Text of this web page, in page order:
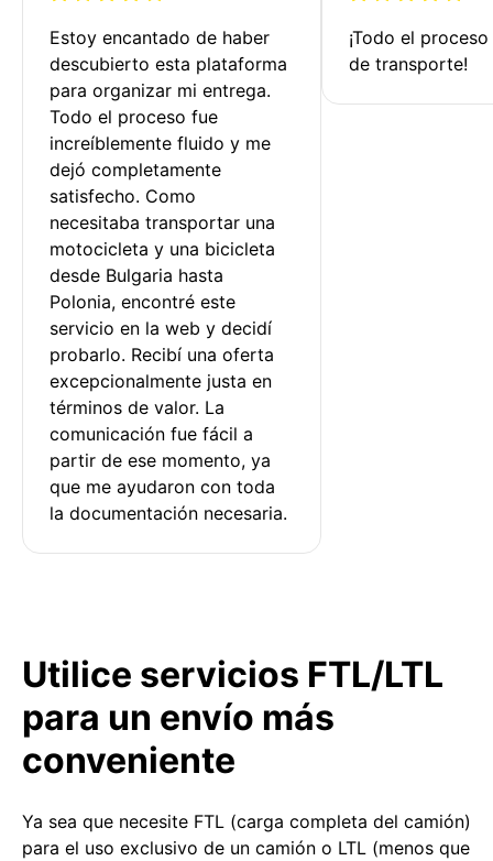
Estoy encantado de haber
descubierto esta plataforma
para organizar mi entrega.
Todo el proceso fue
increíblemente fluido y me
dejó completamente
satisfecho. Como
necesitaba transportar una
motocicleta y una bicicleta
desde Bulgaria hasta
Polonia, encontré este
servicio en la web y decidí
probarlo. Recibí una oferta
excepcionalmente justa en
términos de valor. La
comunicación fue fácil a
partir de ese momento, ya
que me ayudaron con toda
la documentación necesaria.
¡Todo el
de transporte!
Utilice servicios FTL/LTL
para un envío más
conveniente
Ya sea que necesite FTL (carga completa del camión)
para el uso exclusivo de un camión o LTL (menos que